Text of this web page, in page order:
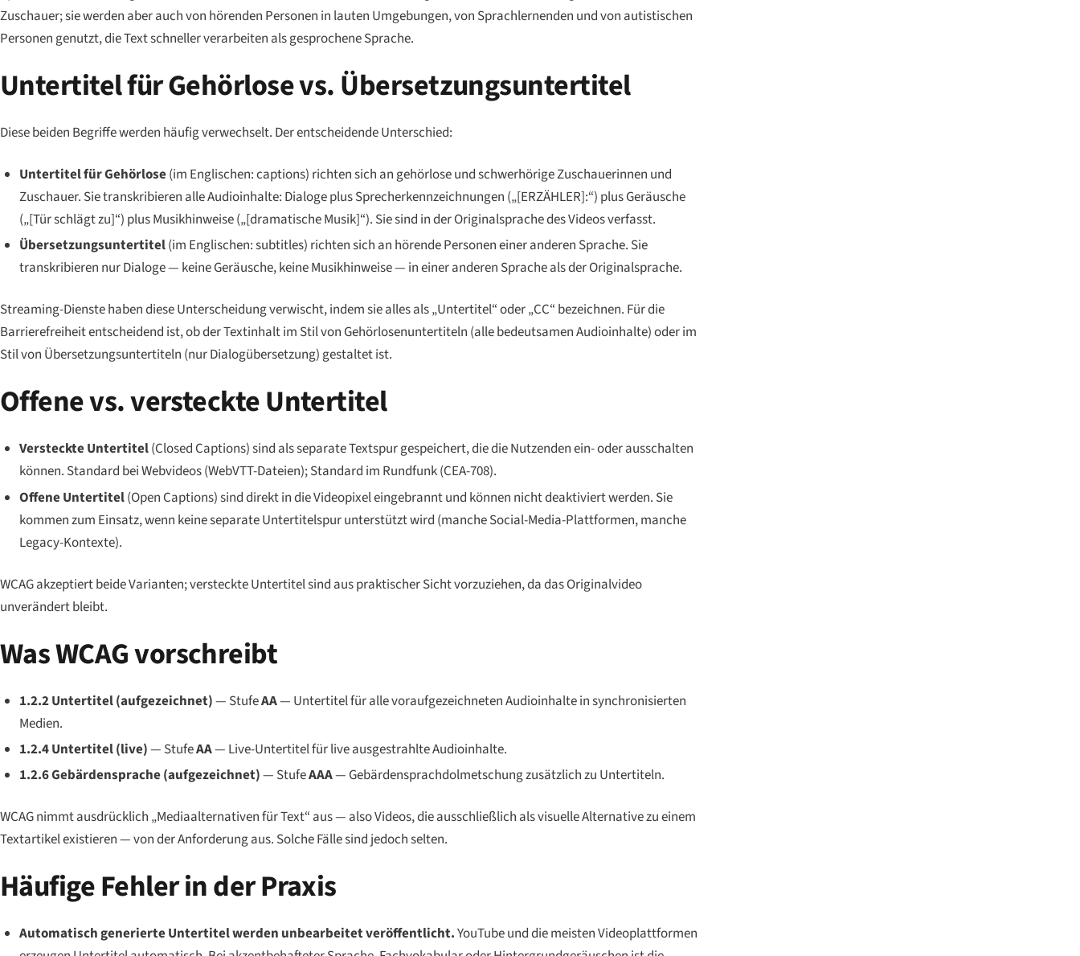
Zuschauer; sie werden aber auch von hörenden Personen in lauten Umgebungen, von Sprachlernenden und von autistischen
Personen genutzt, die Text schneller verarbeiten als gesprochene Sprache.
Untertitel für Gehörlose vs. Übersetzungsuntertitel
Diese beiden Begriffe werden häufig verwechselt. Der entscheidende Unterschied:
Untertitel für Gehörlose(im Englischen:captions) richten sich angehörlose und schwerhörigeZuschauerinnen und
Zuschauer. Sie transkribieren alle Audioinhalte: DialogeplusSprecherkennzeichnungen („[ERZÄHLER]:“) plusGeräusche
(„[Tür schlägt zu]“) plusMusikhinweise („[dramatische Musik]“). Sie sind in der Originalsprache des Videos verfasst.
Übersetzungsuntertitel(im Englischen:subtitles) richten sich an hörende Personen einer anderen Sprache. Sie
transkribieren nur Dialoge — keine Geräusche, keine Musikhinweise — in einer anderen Sprache als der Originalsprache.
Streaming-Dienste haben diese Unterscheidung verwischt, indem sie alles als „Untertitel“ oder „CC“ bezeichnen. Für die
Barrierefreiheit entscheidend ist, ob der Textinhalt im Stil von Gehörlosenuntertiteln (alle bedeutsamen Audioinhalte) oder im
Stil von Übersetzungsuntertiteln (nur Dialogübersetzung) gestaltet ist.
Offene vs. versteckte Untertitel
Versteckte Untertitel(Closed Captions) sind als separate Textspur gespeichert, die die Nutzenden ein- oder ausschalten
können. Standard bei Webvideos (WebVTT-Dateien); Standard im Rundfunk (CEA-708).
Offene Untertitel(Open Captions) sind direkt in die Videopixel eingebrannt und können nicht deaktiviert werden. Sie
kommen zum Einsatz, wenn keine separate Untertitelspur unterstützt wird (manche Social-Media-Plattformen, manche
Legacy-Kontexte).
WCAG akzeptiert beide Varianten; versteckte Untertitel sind aus praktischer Sicht vorzuziehen, da das Originalvideo
unverändert bleibt.
Was WCAG vorschreibt
1.2.2 Untertitel (aufgezeichnet)— StufeAA— Untertitel für alle voraufgezeichneten Audioinhalte in synchronisierten
Medien.
1.2.4 Untertitel (live)— StufeAA— Live-Untertitel für live ausgestrahlte Audioinhalte.
1.2.6 Gebärdensprache (aufgezeichnet)— StufeAAA— Gebärdensprachdolmetschung zusätzlich zu Untertiteln.
WCAG nimmt ausdrücklich „Mediaalternativen für Text“ aus — also Videos, die ausschließlich als visuelle Alternative zu einem
Textartikel existieren — von der Anforderung aus. Solche Fälle sind jedoch selten.
Häufige Fehler in der Praxis
Automatisch generierte Untertitel werden unbearbeitet veröffentlicht.YouTube und die meisten Videoplattformen